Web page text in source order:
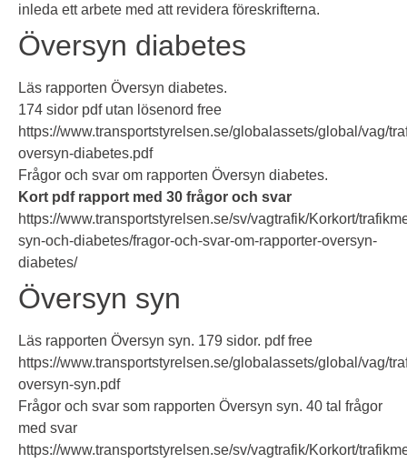
inleda ett arbete med att revidera föreskrifterna.
Översyn diabetes
Läs rapporten Översyn diabetes.
174 sidor pdf utan lösenord free
https://www.transportstyrelsen.se/globalassets/global/vag/
oversyn-diabetes.pdf
Frågor och svar om rapporten Översyn diabetes.
Kort pdf rapport med 30 frågor och svar
https://www.transportstyrelsen.se/sv/vagtrafik/Korkort/
syn-och-diabetes/fragor-och-svar-om-rapporter-oversyn-
diabetes/
Översyn syn
Läs rapporten Översyn syn. 179 sidor. pdf free
https://www.transportstyrelsen.se/globalassets/global/vag/
oversyn-syn.pdf
Frågor och svar som rapporten Översyn syn. 40 tal frågor
med svar
https://www.transportstyrelsen.se/sv/vagtrafik/Korkort/